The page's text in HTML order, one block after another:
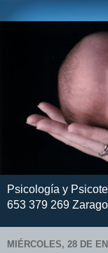
Psicología y
653 379 269
MIÉRCOLES, 28 DE